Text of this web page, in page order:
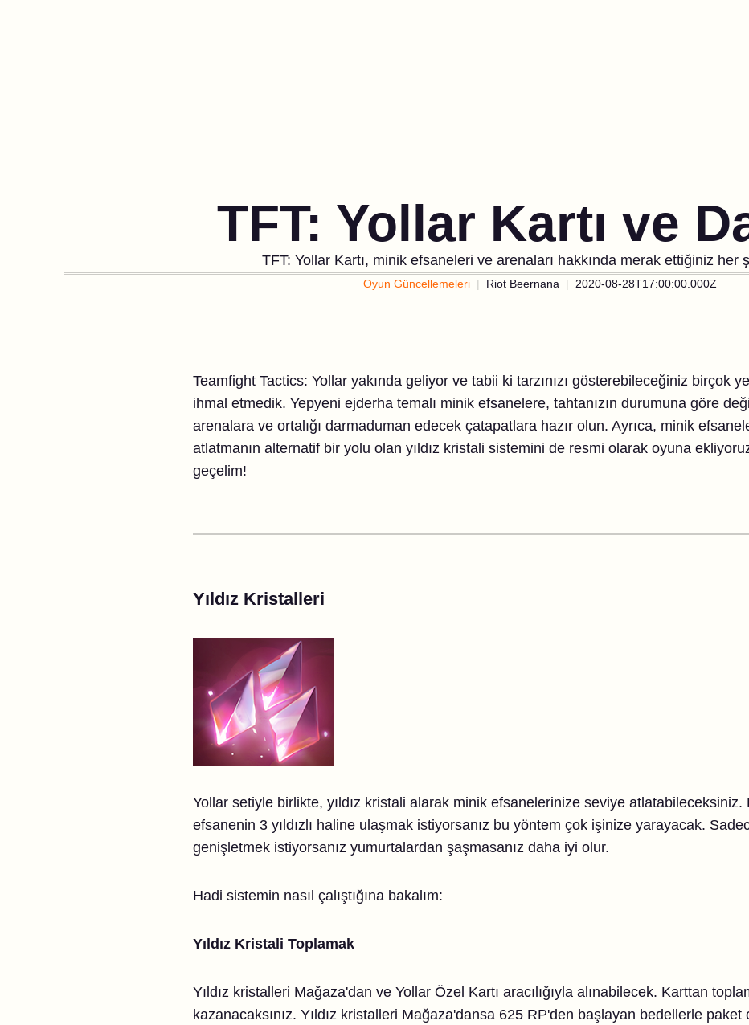
TFT: Yollar Kartı ve
TFT: Yollar Kartı, minik efsaneleri ve arenaları hakkında merak ettiğiniz her
Oyun Güncellemeleri Riot Beernana 2020-08-28T17:00:00.000Z
Teamfight Tactics: Yollar yakında geliyor ve tabii ki tarzınızı gösterebileceğiniz birçok
ihmal etmedik. Yepyeni ejderha temalı minik efsanelere, tahtanızın durumuna göre
arenalara ve ortalığı darmaduman edecek çatapatlara hazır olun. Ayrıca, minik
atlatmanın alternatif bir yolu olan yıldız kristali sistemini de resmi olarak oyuna
geçelim!
Yıldız Kristalleri
Yollar setiyle birlikte, yıldız kristali alarak minik efsanelerinize seviye
efsanenin 3 yıldızlı haline ulaşmak istiyorsanız bu yöntem çok işinize yarayacak.
genişletmek istiyorsanız yumurtalardan şaşmasanız daha iyi olur.
Hadi sistemin nasıl çalıştığına bakalım:
Yıldız Kristali Toplamak
Yıldız kristalleri Mağaza'dan ve Yollar Özel Kartı aracılığıyla alınabilecek. Karttan
kazanacaksınız. Yıldız kristalleri Mağaza'dansa 625 RP'den başlayan bedellerle paket